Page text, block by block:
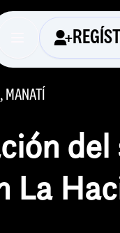
MANATÍ
del
La